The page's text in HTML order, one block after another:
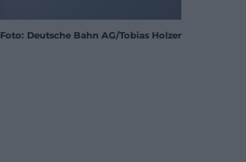
Foto: Deutsche Bahn AG/Tobias Holzer